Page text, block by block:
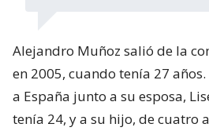
Alejandro Muñoz salió de la
en 2005, cuando tenía 27
a España junto a su esposa,
tenía 24, y a su hijo, de cuatro